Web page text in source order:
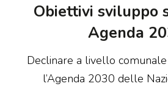
Obiettivi sviluppo
Agenda
Declinare a livello comunale
l’Agenda 2030 delle